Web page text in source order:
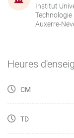
Institut
Technologie
Auxerre-
Heures
CM
TD